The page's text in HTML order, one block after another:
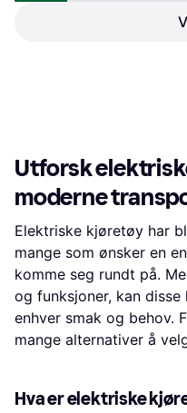
Utforsk
moderne
Elektriske kjøretøy har
mange som ønsker en
komme seg rundt på.
og funksjoner, kan
enhver smak og behov.
mange alternativer å
Hva er elektriske